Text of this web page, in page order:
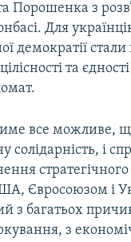
Порошенка з
Для
демократії
та
все можливе,
солідарність, і
Євросоюзом і
з багатьох
з